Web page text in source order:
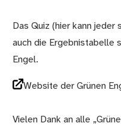
Das Quiz (hier kann
auch die Ergebnistabelle
Engel.
Website der Grünen
Vielen Dank an alle